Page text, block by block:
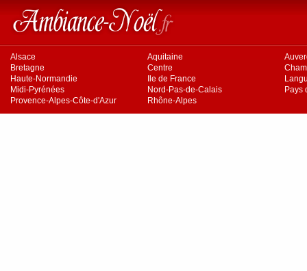
Alsace Aquitaine
Bretagne
Centre
Haute-Normandie
Ile de France
Midi-Pyrénées
Nord-Pas-de-Calais
Pays
Provence-Alpes-Côte-d'Azur
Rhône-Alpes